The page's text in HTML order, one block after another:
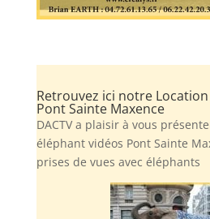
Retrouvez ici notre
Pont Sainte Maxence
DACTV a plaisir à vous
éléphant vidéos Pont Sainte
prises de vues avec éléphants